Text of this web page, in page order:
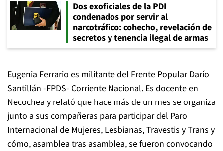
Dos exoficiales de la PDI
condenados por servir al
narcotráfico: cohecho, revelación de
secretos y tenencia ilegal de armas
Eugenia Ferrario es militante del Frente Popular Darío
Santillán -FPDS- Corriente Nacional. Es docente en
Necochea y relató que hace más de un mes se organiza
junto a sus compañeras para participar del Paro
Internacional de Mujeres, Lesbianas, Travestis y Trans y
cómo, asamblea tras asamblea, se fueron convocando